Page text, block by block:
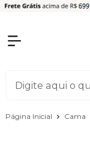
Página Inicial Cama